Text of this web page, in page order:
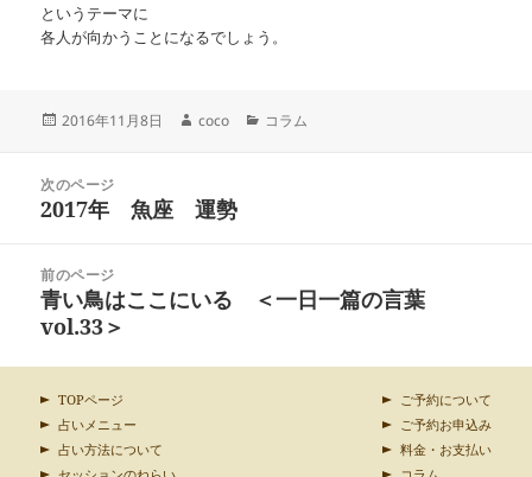
というテーマに
各人が向かうことになるでしょう。
投
2016年11月8日
作
coco
カ
コラム
次のページ
前
稿:
2017年 魚座 運勢
前のページ
次
の
稿:
青い鳥はここにいる ＜一日一篇の言葉
vol.33＞
TOPページ
占いメニュー
占い方法について
ご予約について
ご予約お申込み
料金・お支払い